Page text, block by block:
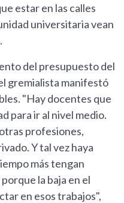
estar en las calles
universitaria vean
del presupuesto del
gremialista manifestó
"Hay docentes que
para ir al nivel medio.
profesiones,
Y tal vez haya
más tengan
la baja en el
en esos trabajos",